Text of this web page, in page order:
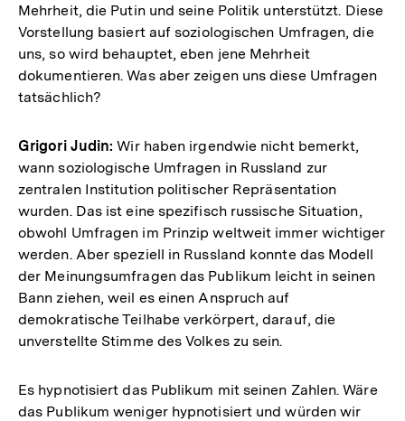
Mehrheit, die Putin und seine Politik unterstützt. Diese
Vorstellung basiert auf soziologischen Umfragen, die
uns, so wird behauptet, eben jene Mehrheit
dokumentieren. Was aber zeigen uns diese Umfragen
tatsächlich?
Grigori Judin:Wir haben irgendwie nicht bemerkt,
wann soziologische Umfragen in Russland zur
zentralen Institution politischer Repräsentation
wurden. Das ist eine spezifisch russische Situation,
obwohl Umfragen im Prinzip weltweit immer wichtiger
werden. Aber speziell in Russland konnte das Modell
der Meinungsumfragen das Publikum leicht in seinen
Bann ziehen, weil es einen Anspruch auf
demokratische Teilhabe verkörpert, darauf, die
unverstellte Stimme des Volkes zu sein.
Es hypnotisiert das Publikum mit seinen Zahlen. Wäre
das Publikum weniger hypnotisiert und würden wir